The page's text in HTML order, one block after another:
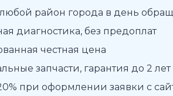
район города в день
диагностика, без предоплат
честная цена
запчасти, гарантия до 2 лет
при оформлении заявки с